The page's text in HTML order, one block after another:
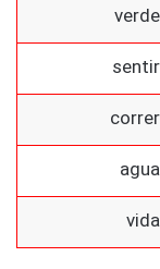
verde
sentir
correr
agua
vida